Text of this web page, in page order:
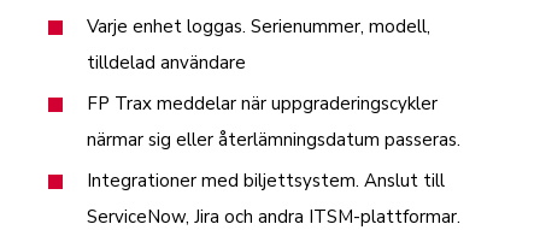
Varje enhet loggas. Serienummer, modell,
tilldelad användare
FP Trax meddelar när uppgraderingscykler
närmar sig eller återlämningsdatum passeras.
Integrationer med biljettsystem. Anslut till
ServiceNow, Jira och andra ITSM-plattformar.